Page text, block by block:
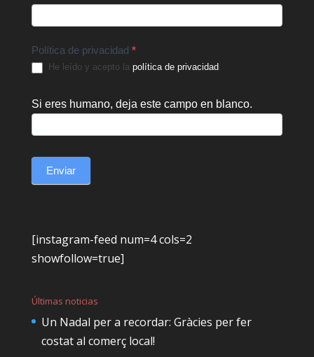
Política de privacidad *
He leído y acepto la política de privacidad.
Si eres humano, deja este campo en blanco.
Enviar
[instagram-feed num=4 cols=2
showfollow=true]
Últimas noticias
Un Nadal per a recordar: Gràcies per fer
costat al comerç local!